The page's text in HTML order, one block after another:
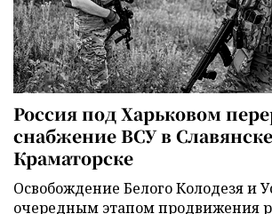
Россия под Харьковом
снабжение ВСУ в
Краматорске
Освобождение Белого Колодезя и
очередным этапом продвижения